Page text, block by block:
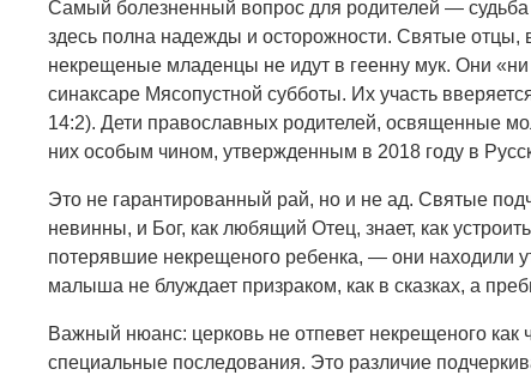
Самый болезненный вопрос для родителей —
здесь полна надежды и осторожности. Святые отцы,
некрещеные младенцы не идут в геенну мук. Они «ни
синаксаре Мясопустной субботы. Их участь
14:2). Дети православных родителей, освященные
них особым чином, утвержденным в 2018 году в
Это не гарантированный рай, но и не ад. Святые
невинны, и Бог, как любящий Отец, знает, как
потерявшие некрещеного ребенка, — они находили
малыша не блуждает призраком, как в сказках, а
Важный нюанс: церковь не отпевет некрещеного
специальные последования. Это различие